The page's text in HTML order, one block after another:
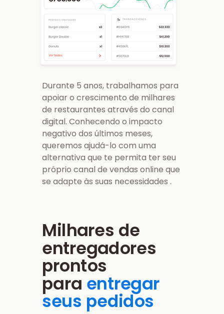
Durante 5 anos, trabalhamos para
apoiar o crescimento de milhares
de restaurantes através do canal
digital. Conhecendo o impacto
negativo dos últimos meses,
queremos ajudá-lo com uma
alternativa que te permita ter seu
próprio canal de vendas online que
se adapte às suas necessidades .
Milhares de
entregadores
prontos
para entregar
seus pedidos